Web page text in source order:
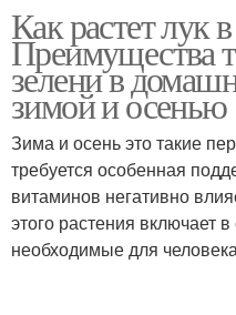
Как растет лук
Преимущества
зелени в
зимой и осенью
Зима и осень это такие
требуется особенная
витаминов негативно
этого растения включает
необходимые для